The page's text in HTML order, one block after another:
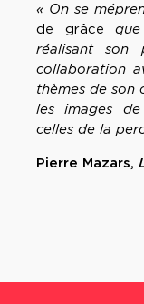
« On se
de grâce
réalisant son
collaboration
thèmes de
les images
celles de la
Pierre Mazars,